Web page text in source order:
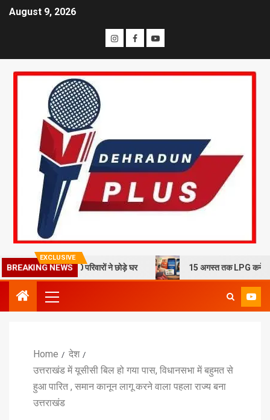
August 9, 2026
EXCLUSIVE
BREAKING NEWS
से दहशत, 10 परिवारों ने छोड़े घर 15 अगस्त तक LPG कनेक्शन की e-
Home
देश
उत्तराखंड में यूसीसी बिल हो गया पास, विधानसभा में बहुमत से
हुआ पारित , समान कानून लागू करने वाला पहला राज्य बना
उत्तराखंड